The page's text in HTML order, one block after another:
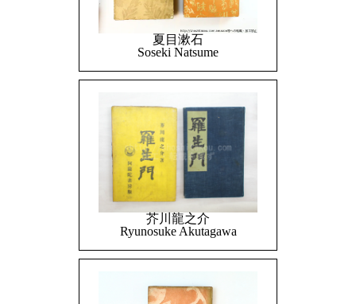
夏目漱石
Soseki Natsume
芥川龍之介
Ryunosuke Akutagawa